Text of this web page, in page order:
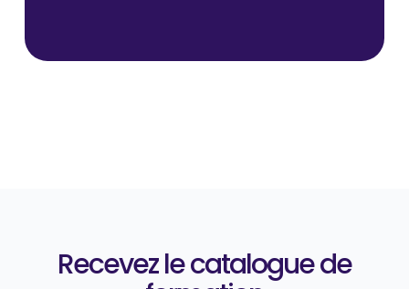
Recevez le catalogue de